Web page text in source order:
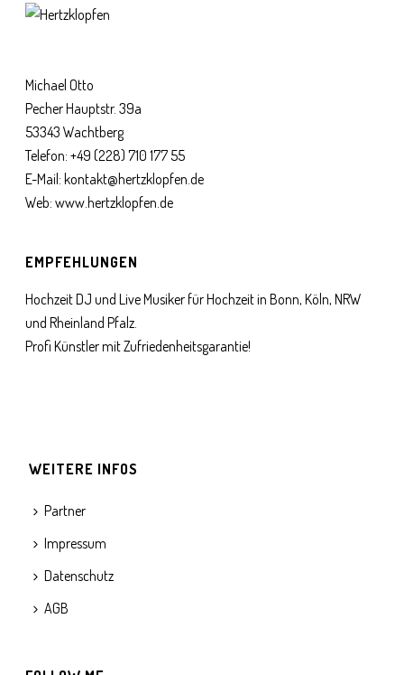
Michael Otto
Pecher Hauptstr. 39a
53343 Wachtberg
Telefon:+49 (228) 710 177 55
E-Mail: kontakt@hertzklopfen.de
Web:www.hertzklopfen.de
EMPFEHLUNGEN
Hochzeit DJ und Live Musiker für Hochzeit in Bonn, Köln, NRW
und Rheinland Pfalz.
Profi Künstler mit Zufriedenheitsgarantie!
WEITERE INFOS
Partner
Impressum
Datenschutz
AGB